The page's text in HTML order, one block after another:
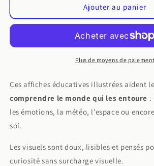
Affiches
humain
en
Affiches
corps
humain
en
Ajouter au panier
Plus de moyens de paiement
Ces affiches éducatives illustrées aident
comprendre le monde qui les entoure :
les émotions, la météo, l’espace ou
soi.
Les visuels sont doux, lisibles et pensés
curiosité sans surcharge visuelle.